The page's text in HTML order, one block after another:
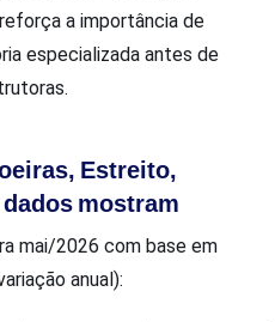
a importância de
especializada antes de
Estreito,
mostram
mai/2026 com base em
anual):